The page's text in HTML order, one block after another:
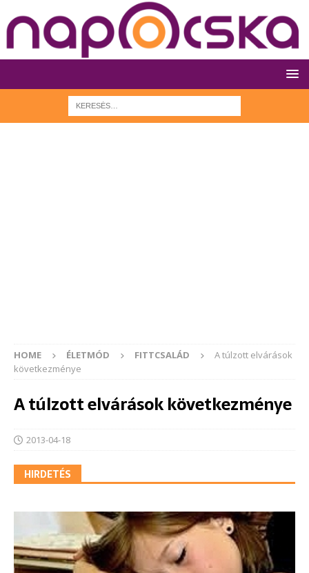
HOME ÉLETMÓD FITTCSALÁD
A túlzott elvárások
következménye
A túlzott elvárások következménye
2013-04-18
HIRDETÉS